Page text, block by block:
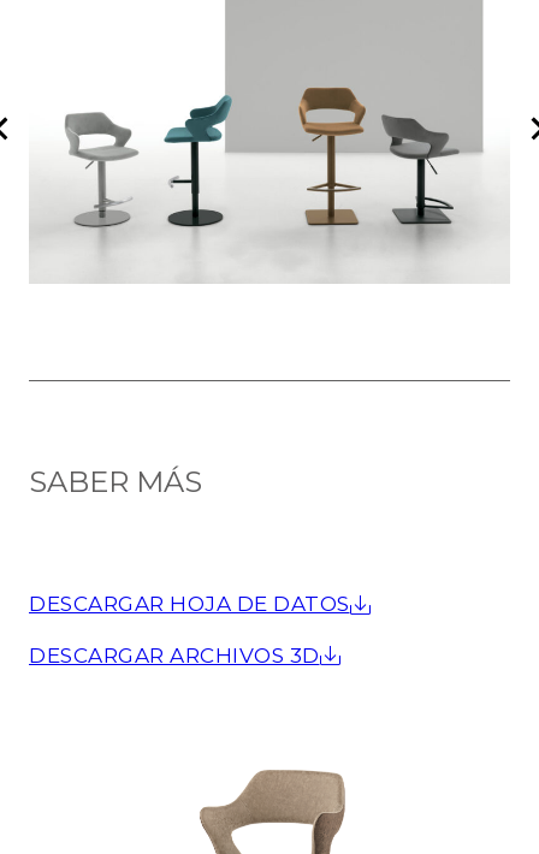
SABER MÁS
DESCARGAR HOJA DE DATOS
DESCARGAR ARCHIVOS 3D